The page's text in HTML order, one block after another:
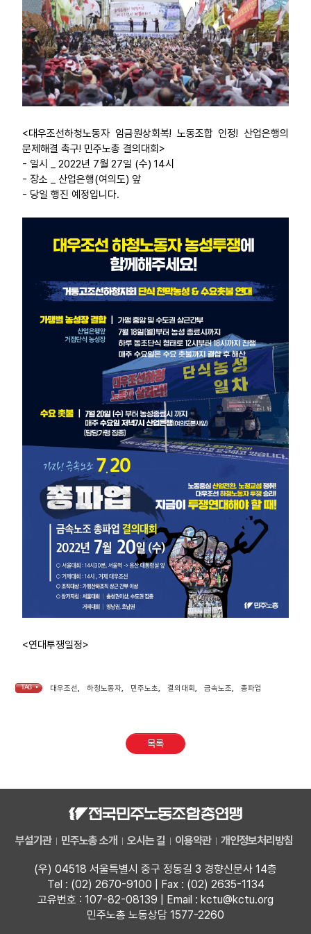
<대우조선하청노동자 임금원상회복! 노동조합 인정! 산업은행의
문제해결 촉구! 민주노총 결의대회>
- 일시 _ 2022년 7월 27일 (수) 14시
- 장소 _ 산업은행(여의도) 앞
- 당일 행진 예정입니다.
<연대투쟁일정>
TAG • 대우조선, 하청노동자, 민주노초, 결의대회 , 금속노조, 총파업
목록
부설기관 민주노총 소개 오시는 길 이용약관 개인정보처리방침
(우) 04518 서울특별시 중구 정동길 3 경향신문사 14층
Tel : (02) 2670-9100 | Fax : (02) 2635-1134
고유번호 : 107-82-08139 | Email : kctu@kctu.org
민주노총 노동상담 1577-2260